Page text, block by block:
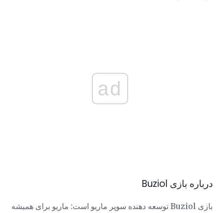
ad
درباره بازی Buziol
بازی Buziol توسعه دهنده سوپر ماریو است: ماریو برای همیشه